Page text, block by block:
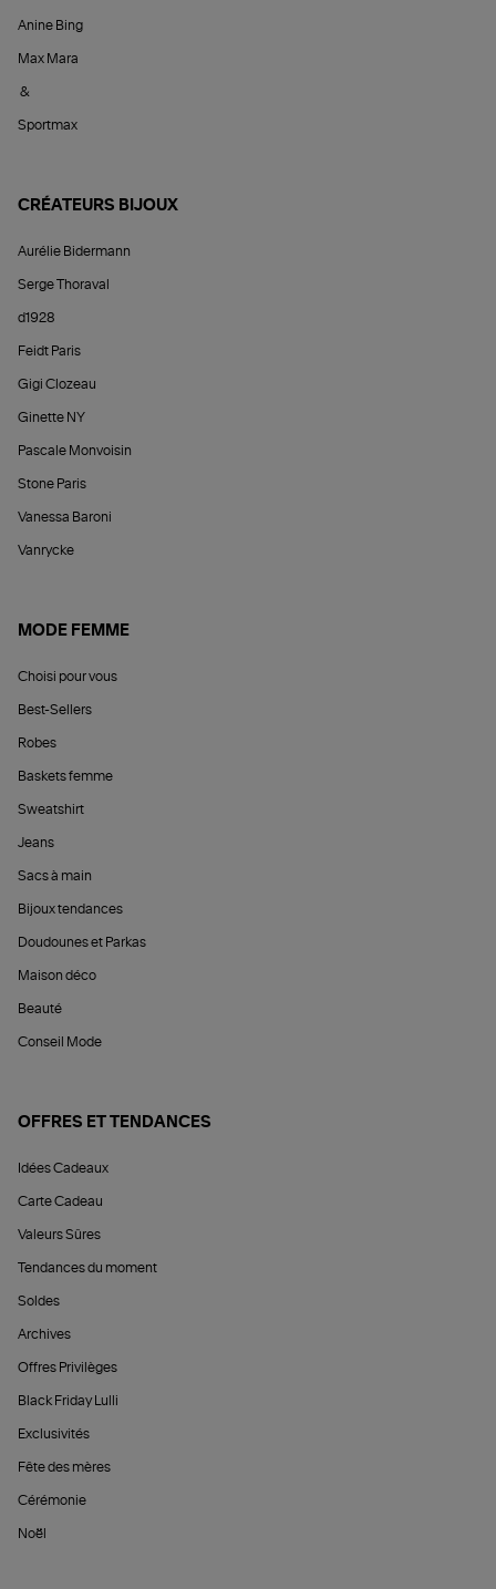
Anine Bing
Max Mara
&
Sportmax
CRÉATEURS BIJOUX
Aurélie Bidermann
Serge Thoraval
d1928
Feidt Paris
Gigi Clozeau
Ginette NY
Pascale Monvoisin
Stone Paris
Vanessa Baroni
Vanrycke
MODE FEMME
Choisi pour vous
Best-Sellers
Robes
Baskets femme
Sweatshirt
Jeans
Sacs à main
Bijoux tendances
Doudounes et Parkas
Maison déco
Beauté
Conseil Mode
OFFRES ET TENDANCES
Idées Cadeaux
Carte Cadeau
Valeurs Sûres
Tendances du moment
Soldes
Archives
Offres Privilèges
Black Friday Lulli
Exclusivités
Fête des mères
Cérémonie
Noël